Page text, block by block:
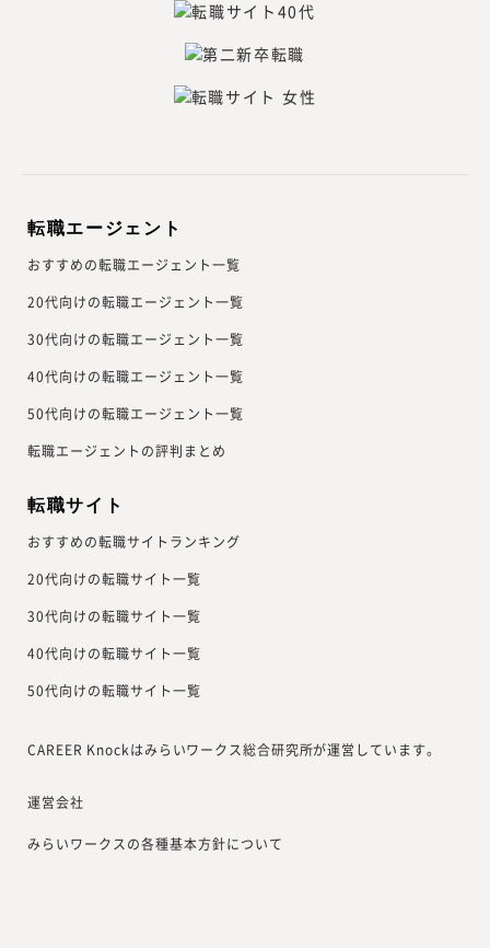
転職エージェント
おすすめの転職エージェント一覧
20代向けの転職エージェント一覧
30代向けの転職エージェント一覧
40代向けの転職エージェント一覧
50代向けの転職エージェント一覧
転職エージェントの評判まとめ
転職サイト
おすすめの転職サイトランキング
20代向けの転職サイト一覧
30代向けの転職サイト一覧
40代向けの転職サイト一覧
50代向けの転職サイト一覧
CAREER Knockはみらいワークス総合研究所が運営しています。
運営会社
みらいワークスの各種基本方針について